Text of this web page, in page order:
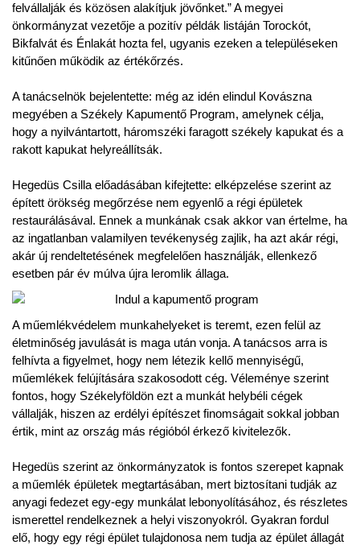
felvállalják és közösen alakítjuk jövőnket.” A megyei
önkormányzat vezetője a pozitív példák listáján Torockót,
Bikfalvát és Énlakát hozta fel, ugyanis ezeken a településeken
kitűnően működik az értékőrzés.
A tanácselnök bejelentette: még az idén elindul Kovászna
megyében a Székely Kapumentő Program, amelynek célja,
hogy a nyilvántartott, háromszéki faragott székely kapukat és a
rakott kapukat helyreállítsák.
Hegedüs Csilla előadásában kifejtette: elképzelése szerint az
épített örökség megőrzése nem egyenlő a régi épületek
restaurálásával. Ennek a munkának csak akkor van értelme, ha
az ingatlanban valamilyen tevékenység zajlik, ha azt akár régi,
akár új rendeltetésének megfelelően használják, ellenkező
esetben pár év múlva újra leromlik állaga.
A műemlékvédelem munkahelyeket is teremt, ezen felül az
életminőség javulását is maga után vonja. A tanácsos arra is
felhívta a figyelmet, hogy nem létezik kellő mennyiségű,
műemlékek felújítására szakosodott cég. Véleménye szerint
fontos, hogy Székelyföldön ezt a munkát helybéli cégek
vállalják, hiszen az erdélyi építészet finomságait sokkal jobban
értik, mint az ország más régióból érkező kivitelezők.
Hegedüs szerint az önkormányzatok is fontos szerepet kapnak
a műemlék épületek megtartásában, mert biztosítani tudják az
anyagi fedezet egy-egy munkálat lebonyolításához, és részletes
ismerettel rendelkeznek a helyi viszonyokról. Gyakran fordul
elő, hogy egy régi épület tulajdonosa nem tudja az épület állagát